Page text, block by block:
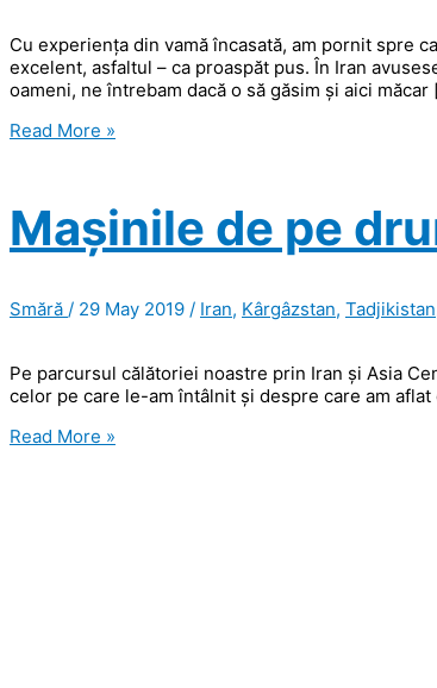
Cu experiența din vamă încasată, am pornit spre
excelent, asfaltul – ca proaspăt pus. În Iran
oameni, ne întrebam dacă o să găsim și aici măcar
Așgabat.
Read More »
Mașinile de pe
Smără / 29 May 2019 / Iran, Kârgâzstan, Tadjikistan
Pe parcursul călătoriei noastre prin Iran și Asia
celor pe care le-am întâlnit și despre care am aflat
Mașinile
Read More »